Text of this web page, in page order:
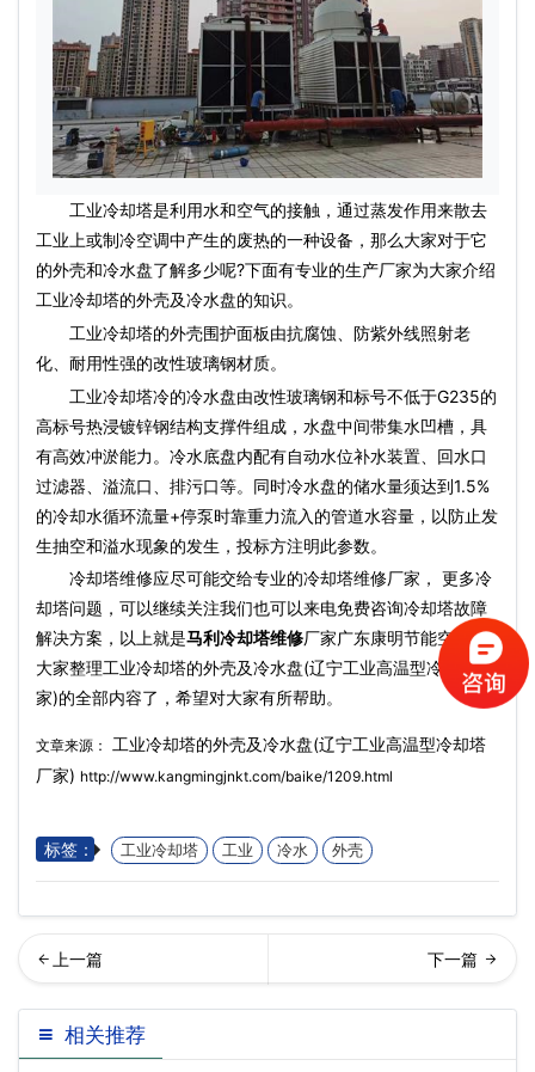
工业冷却塔是利用水和空气的接触，通过蒸发作用来散去
工业上或制冷空调中产生的废热的一种设备，那么大家对于它
的外壳和冷水盘了解多少呢?下面有专业的生产厂家为大家介绍
工业冷却塔的外壳及冷水盘的知识。
工业冷却塔的外壳围护面板由抗腐蚀、防紫外线照射老
化、耐用性强的改性玻璃钢材质。
工业冷却塔冷的冷水盘由改性玻璃钢和标号不低于G235的
高标号热浸镀锌钢结构支撑件组成，水盘中间带集水凹槽，具
有高效冲淤能力。冷水底盘内配有自动水位补水装置、回水口
过滤器、溢流口、排污口等。同时冷水盘的储水量须达到1.5%
的冷却水循环流量+停泵时靠重力流入的管道水容量，以防止发
生抽空和溢水现象的发生，投标方注明此参数。
冷却塔维修应尽可能交给专业的冷却塔维修厂家， 更多冷
却塔问题，可以继续关注我们也可以来电免费咨询冷却塔故障
解决方案，以上就是马利冷却塔维修厂家广东康明节能空调为
大家整理工业冷却塔的外壳及冷水盘(辽宁工业高温型冷却塔厂
家)的全部内容了，希望对大家有所帮助。
文章来源：
工业冷却塔的外壳及冷水盘(辽宁工业高温型冷却塔
厂家) http://www.kangmingjnkt.com/baike/1209.html
标签： 工业冷却塔 工业 冷水 外壳
却塔知识分享：如何维护冷
却塔电机(冷却塔安装参…
闭式冷却塔安装要求(冷却塔
填料凝固怎么拆除)
相关推荐